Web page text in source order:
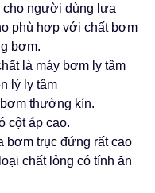
cho người dùng lựa
phù hợp với chất bơm
bơm.
là máy bơm ly tâm
lý ly tâm
thường kín.
cột áp cao.
bơm trục đứng rất cao
chất lỏng có tính ăn